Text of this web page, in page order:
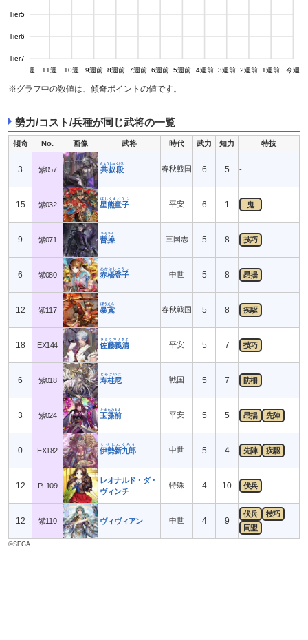
Tier5
Tier6
Tier7
12週 11週 10週 9週前 8週前 7週前 6週前 5週前 4週前 3週前 2週前 1週前 今週
※グラフ中の数値は、傾奇ポイントの値です。
勢力/コスト/兵種が同じ武将の一覧
傾奇 No. 画像 武将 時代 武力 知力 特技
3 紫057 共叔段
きょうしゅくだん
春秋戦国 6 5 -
15 紫032 星熊童子
ほしくまどうじ
平安 6 1 鬼
9 紫071 曹操
そうそう
三国志 5 8 技巧
6 紫080 赤橋登子
あかはしとうし
中世 5 8 昂揚
12 紫117 暴鳶
ぼうえん
春秋戦国 5 8 疾駆
18 EX144 佐藤義清
さとうのりきよ
平安 5 7 技巧
6 紫018 寿桂尼
じゅけいに
戦国 5 7 防柵
3 紫024 玉藻前
たまものまえ
平安 5 5 昂揚 先陣
0 EX182 伊勢新九郎
いせしんくろう
中世 5 4 先陣 疾駆
12 PL109
レオナルド・ダ・
ヴィンチ
特殊 4 10 伏兵
12 紫110 ヴィヴィアン 中世 4 9
伏兵
技巧
同盟
©SEGA